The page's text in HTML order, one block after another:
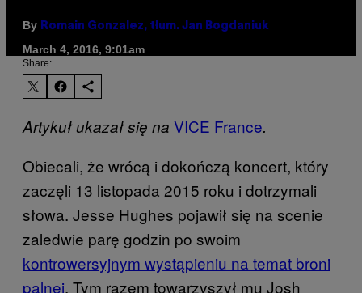
By Romain Gonzalez, tłum. Jan Bogdaniuk
March 4, 2016, 9:01am
Share:
Artykuł ukazał się na VICE France.
Obiecali, że wrócą i dokończą koncert, który
zaczęli 13 listopada 2015 roku i dotrzymali
słowa. Jesse Hughes pojawił się na scenie
zaledwie parę godzin po swoim
kontrowersyjnym wystąpieniu na temat broni
palnej. Tym razem towarzyszył mu Josh